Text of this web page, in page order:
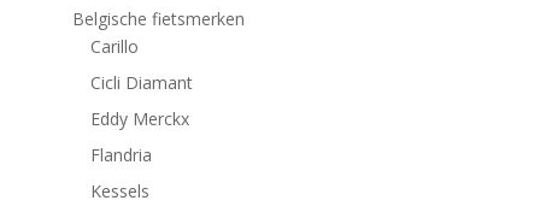
Belgische fietsmerken
Carillo
Cicli Diamant
Eddy Merckx
Flandria
Kessels